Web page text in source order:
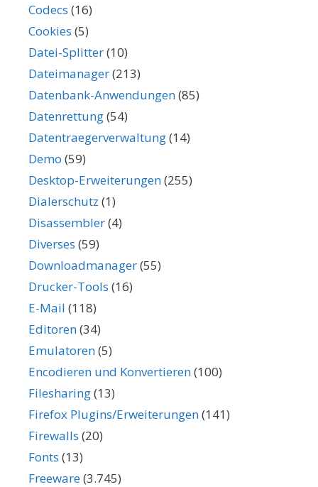
Codecs (16)
Cookies (5)
Datei-Splitter(10)
Dateimanager(213)
Datenbank-Anwendungen(85)
Datenrettung(54)
Datentraegerverwaltung(14)
Demo (59)
Desktop-Erweiterungen(255)
Dialerschutz (1)
Disassembler(4)
Diverses (59)
Downloadmanager(55)
Drucker-Tools (16)
E-Mail (118)
Editoren(34)
Emulatoren(5)
Encodieren und Konvertieren(100)
Filesharing(13)
Firefox Plugins/Erweiterungen(141)
Firewalls (20)
Fonts (13)
Freeware(3.745)